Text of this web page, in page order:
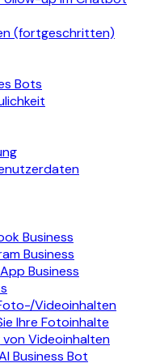
(fortgeschritten)
Bots
Business
Business
Business
Videoinhalten
Ihre Fotoinhalte
Videoinhalten
Business Bot